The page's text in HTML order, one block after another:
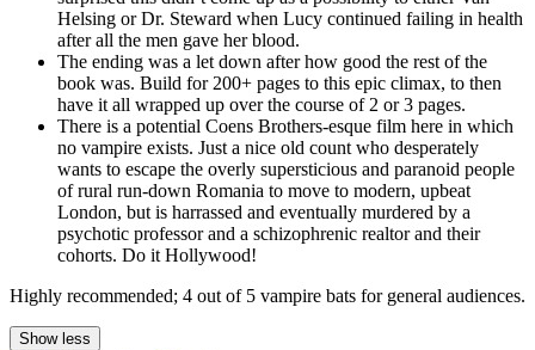
Helsing or Dr. Steward when Lucy continued failing in health
after all the men gave her blood.
The ending was a let down after how good the rest of the
book was. Build for 200+ pages to this epic climax, to then
have it all wrapped up over the course of 2 or 3 pages.
There is a potential Coens Brothers-esque film here in which
no vampire exists. Just a nice old count who desperately
wants to escape the overly supersticious and paranoid people
of rural run-down Romania to move to modern, upbeat
London, but is harrassed and eventually murdered by a
psychotic professor and a schizophrenic realtor and their
cohorts. Do it Hollywood!
Highly recommended; 4 out of 5 vampire bats for general audiences.
Show less